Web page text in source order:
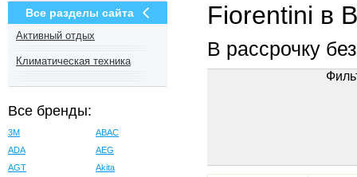
Все разделы сайта
Активный отдых
Климатическая техника
Все бренды:
3M
ABAC
ADA
AEG
AGT
Akita
Fiorentini в
В рассрочку